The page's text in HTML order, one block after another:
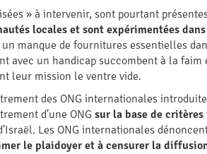
» à intervenir, sont pourtant
locales et sont expérimentées
manque de fournitures essentielles
avec un handicap succombent à la faim
leur mission le ventre vide.
des ONG internationales
d’une ONGsur la base de
Les ONG internationales
le plaidoyer et à censurer la